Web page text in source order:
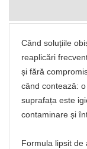
Când soluțiile
reaplicări
și fără
când contează:
suprafața este
contaminare și
Formula lipsit de